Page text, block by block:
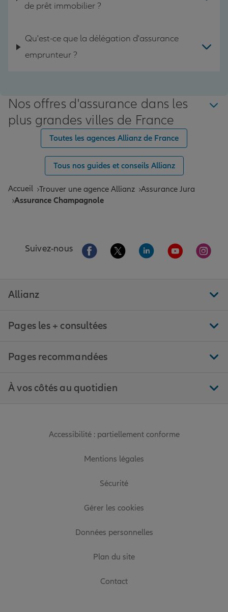
de prêt immobilier ?
Qu'est-ce que la délégation d'assurance
emprunteur ?
Nos offres d'assurance dans les
plus grandes villes de France
Toutes les agences Allianz de France
Tous nos guides et conseils Allianz
Accueil Trouver une agence Allianz Assurance Jura
Assurance Champagnole
Suivez-nous Aller sur la page Facebook de Allianz
Aller sur la page Twitter de
Aller sur la page
Aller sur la
Aller
Allianz
Pages les + consultées
Pages recommandées
À vos côtés au quotidien
Accessibilité : partiellement conforme
Mentions légales
Sécurité
Gérer les cookies
Données personnelles
Plan du site
Contact